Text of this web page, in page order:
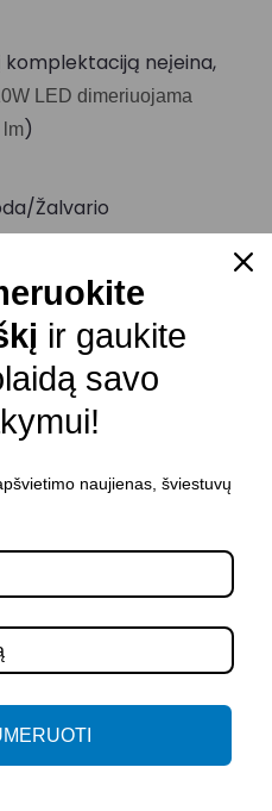
komplektaciją neįeina,
LED dimeriuojama
lm)
Žalvario
d. d.
ir gaukite
savo
naujienas, šviestuvų